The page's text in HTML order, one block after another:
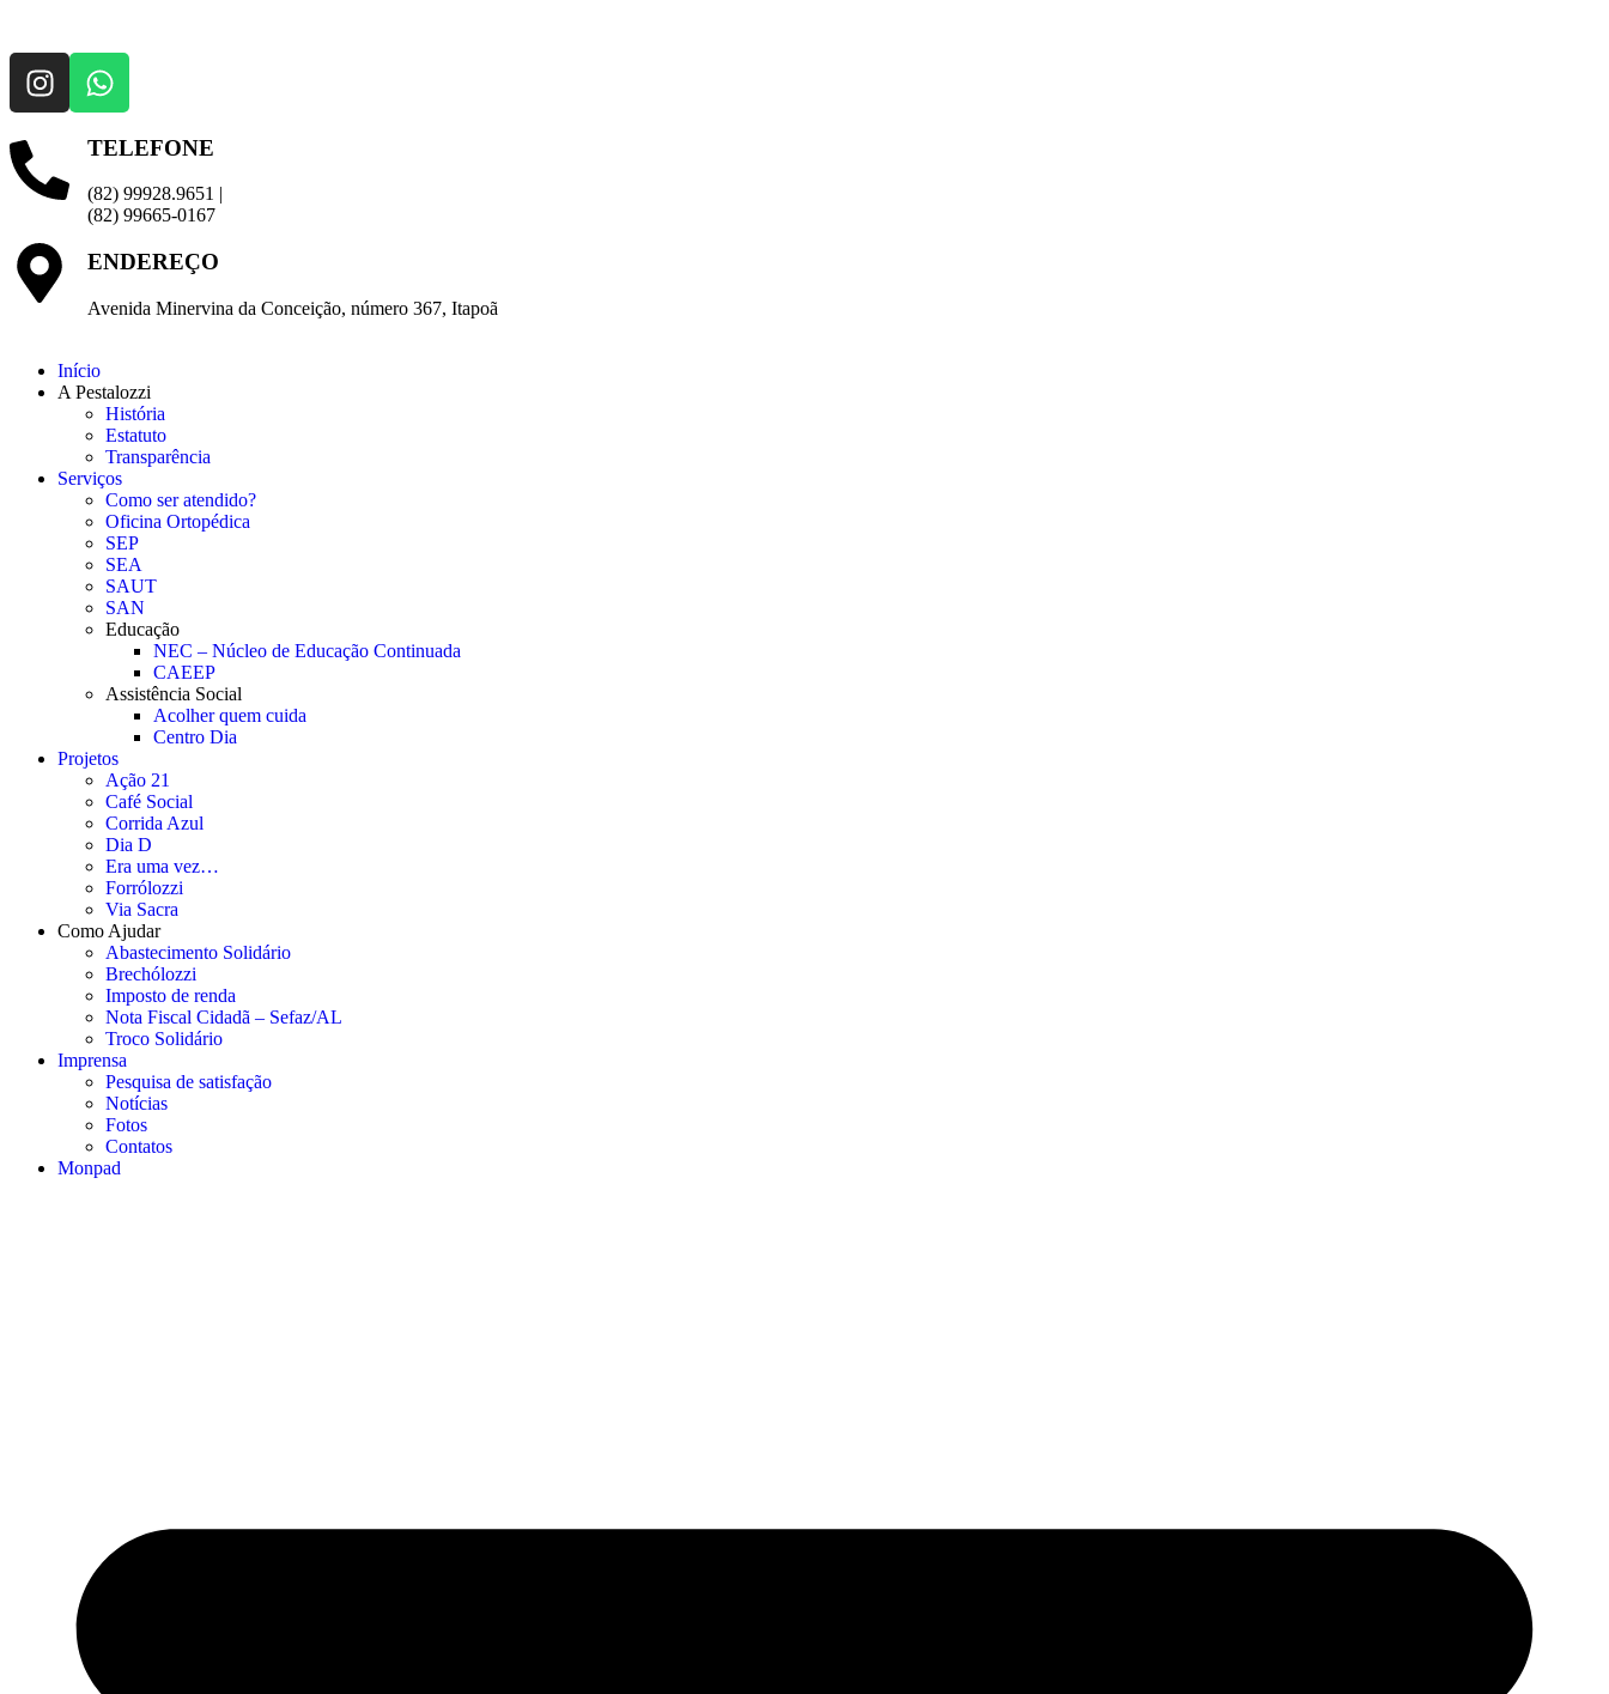
TELEFONE
(82) 99928.9651 |
(82) 99665-0167
ENDEREÇO
Avenida Minervina da Conceição, número 367, Itapoã
Início
A Pestalozzi
História
Estatuto
Transparência
Serviços
Como ser atendido?
Oficina Ortopédica
SEP
SEA
SAUT
SAN
Educação
NEC – Núcleo de Educação Continuada
CAEEP
Assistência Social
Acolher quem cuida
Centro Dia
Projetos
Ação 21
Café Social
Corrida Azul
Dia D
Era uma vez…
Forrólozzi
Via Sacra
Como Ajudar
Abastecimento Solidário
Brechólozzi
Imposto de renda
Nota Fiscal Cidadã – Sefaz/AL
Troco Solidário
Imprensa
Pesquisa de satisfação
Notícias
Fotos
Contatos
Monpad